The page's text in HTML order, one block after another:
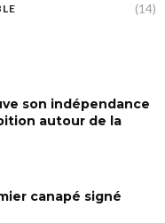
(14)
son indépendance
autour de la
canapé signé